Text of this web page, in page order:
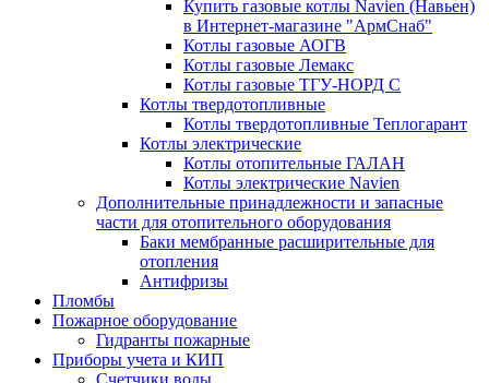
Купить газовые котлы Navien (Навьен)
в Интернет-магазине "АрмСнаб"
Котлы газовые АОГВ
Котлы газовые Лемакс
Котлы газовые ТГУ-НОРД С
Котлы твердотопливные
Котлы твердотопливные Теплогарант
Котлы электрические
Котлы отопительные ГАЛАН
Котлы электрические Navien
Дополнительные принадлежности и запасные
части для отопительного оборудования
Баки мембранные расширительные для
отопления
Антифризы
Пломбы
Пожарное оборудование
Гидранты пожарные
Приборы учета и КИП
Счетчики воды